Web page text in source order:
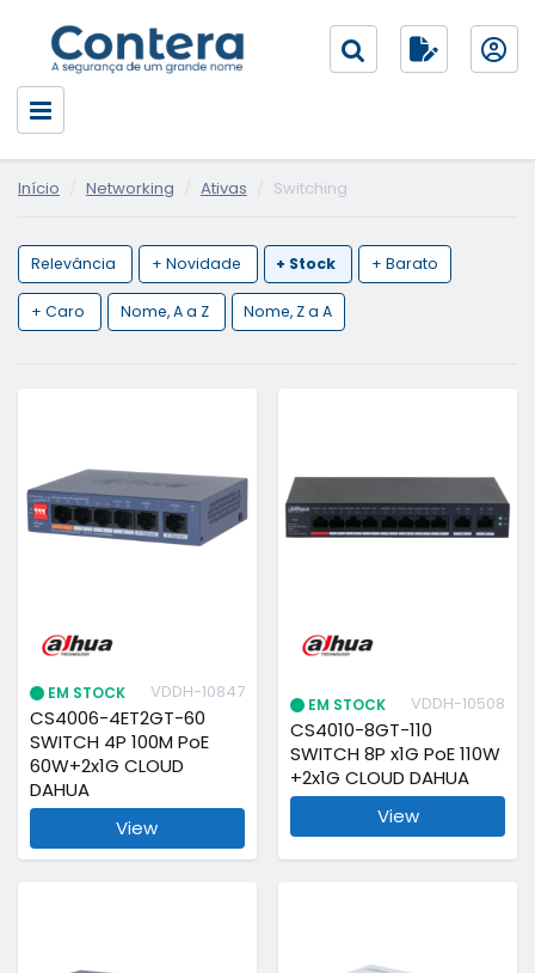
Início Networking Ativas Switching
Relevância + Novidade + Stock + Barato
+ Caro Nome, A a Z Nome, Z a A
EM STOCK VDDH-10847
CS4006-4ET2GT-60
SWITCH 4P 100M PoE
60W+2x1G CLOUD
DAHUA
View
EM STOCK VDDH-10508
CS4010-8GT-110
SWITCH 8P x1G PoE 110W
+2x1G CLOUD DAHUA
View